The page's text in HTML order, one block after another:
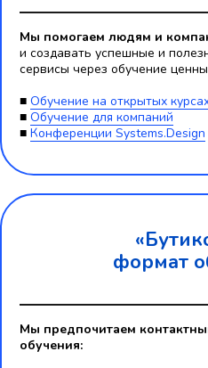
Мы помогаем людям и
и создавать успешные и
сервисы через обучение
■ Обучение на открытых
■ Обучение для компаний
■ Конференции Systems.Design
формат
Мы предпочитаем
обучения: